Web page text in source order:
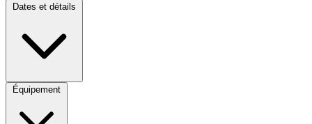
Dates et détails
Équipement